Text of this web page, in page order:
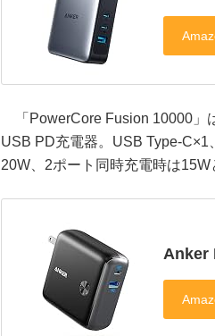
「PowerCore Fusion 10000」
USB PD充電器。USB Type-
20W、2ポート同時充電時は15W
Anker